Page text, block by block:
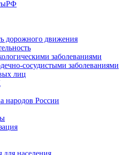
дорожного движения
заболеваниями
сосудистыми заболеваниями
лиц
народов России
населения